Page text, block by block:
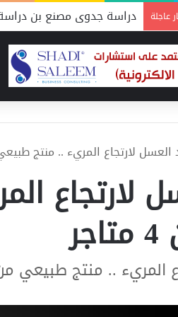
عاجلة دراسة جدوى مصنع بن
لارتجاع المريء .. منتج طبيعي من 4
لارتجاع
.. منتج طبيعي من 4